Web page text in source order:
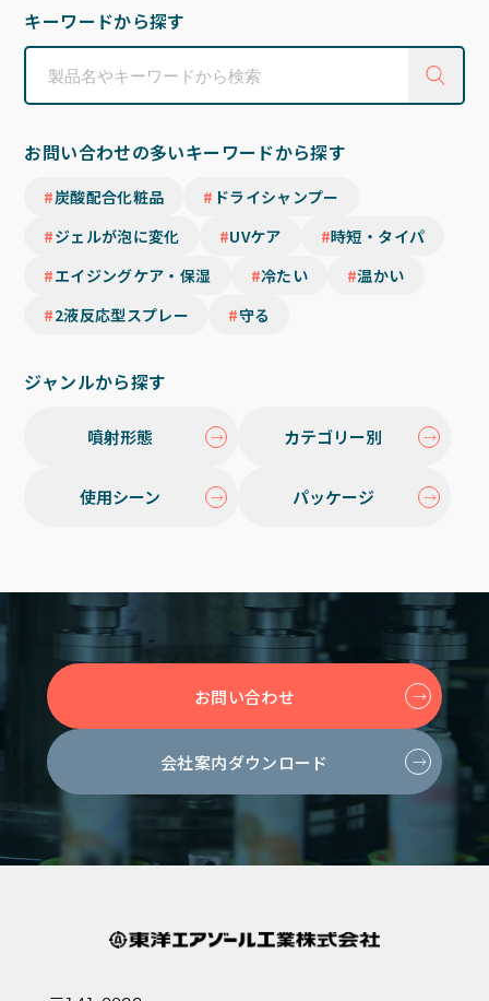
キーワードから探す
お問い合わせの多いキーワードから探す
炭酸配合化粧品
ドライシャンプー
ジェルが泡に変化
UVケア
時短・タイパ
エイジングケア・保湿
冷たい
温かい
2液反応型スプレー
守る
ジャンルから探す
噴射形態 カテゴリー別
使用シーン パッケージ
お問い合わせ
会社案内ダウンロード